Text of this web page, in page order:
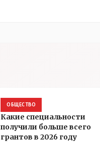
ОБЩЕСТВО
Какие специальности
получили больше всего
грантов в 2026 году